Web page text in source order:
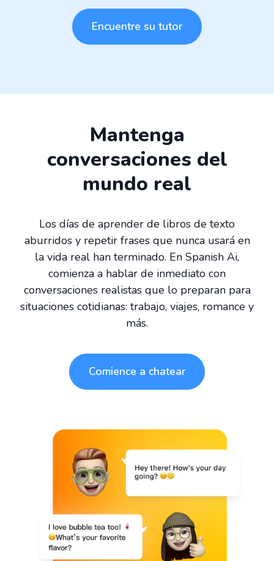
Encuentre su tutor
Mantenga
conversaciones del
mundo real
Los días de aprender de libros de texto
aburridos y repetir frases que nunca usará en
la vida real han terminado. En Spanish Ai,
comienza a hablar de inmediato con
conversaciones realistas que lo preparan para
situaciones cotidianas: trabajo, viajes, romance y
más.
Comience a chatear